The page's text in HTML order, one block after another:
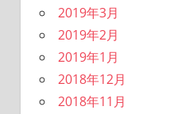
2019年3月
2019年2月
2019年1月
2018年12月
2018年11月